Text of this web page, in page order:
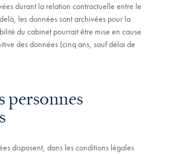
durant la relation contractuelle entre le
les données sont archivées pour la
du cabinet pourrait être mise en cause
des données (cinq ans, sauf délai de
personnes
disposent, dans les conditions légales